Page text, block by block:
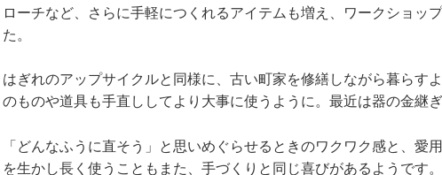
ローチなど、さらに手軽につくれるアイテムも増え、ワークショッ
た。
はぎれのアップサイクルと同様に、古い町家を修繕しながら暮らす
のものや道具も手直ししてより大事に使うように。最近は器の金継
「どんなふうに直そう」と思いめぐらせるときのワクワク感と、愛
を生かし長く使うこともまた、手づくりと同じ喜びがあるようです。